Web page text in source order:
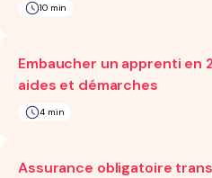
10 min
Embaucher un apprenti en
aides et démarches
4 min
Assurance obligatoire